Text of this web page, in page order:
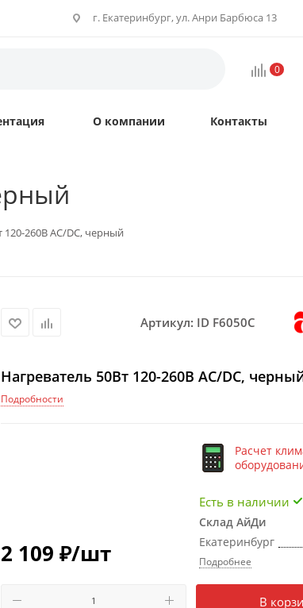
г. Екатеринбург, ул. Анри Барбюса 13
0
О компании Контакты
120-260В AC/DC, черный
Артикул: ID F6050C
Нагреватель 50Вт 120-260В AC/DC,
Подробности
2 109 ₽/шт
Расчет
Есть в наличии
Склад АйДи
Екатеринбург
Подробнее
В